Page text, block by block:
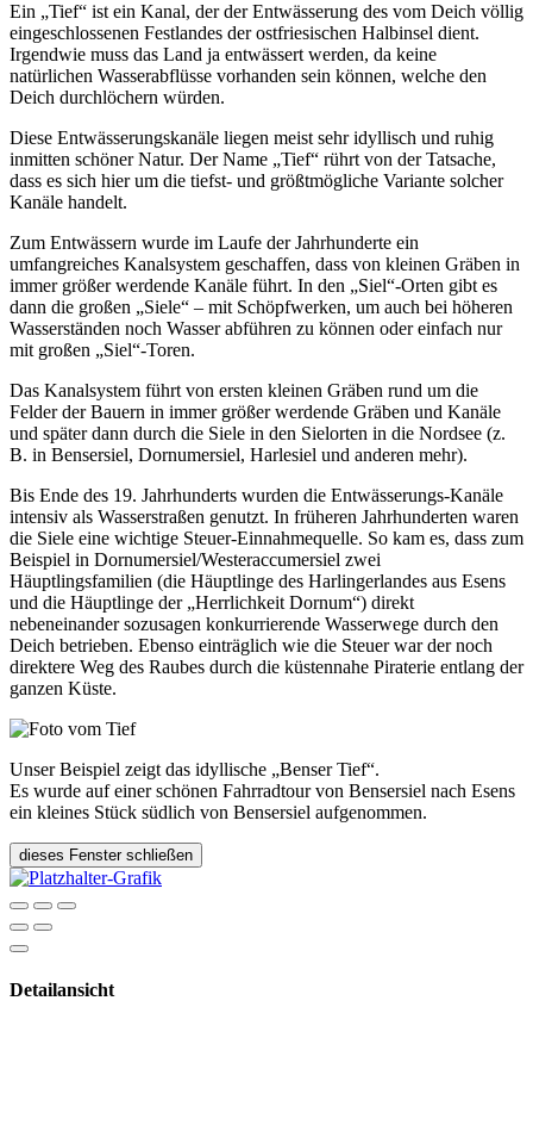
Ein „Tief“ ist ein Kanal, der der Entwässerung des vom Deich völlig
eingeschlossenen Festlandes der ostfriesischen Halbinsel dient.
Irgendwie muss das Land ja entwässert werden, da keine
natürlichen Wasserabflüsse vorhanden sein können, welche den
Deich durchlöchern würden.
Diese Entwässerungskanäle liegen meist sehr idyllisch und ruhig
inmitten schöner Natur. Der Name „Tief“ rührt von der Tatsache,
dass es sich hier um die tiefst- und größtmögliche Variante solcher
Kanäle handelt.
Zum Entwässern wurde im Laufe der Jahrhunderte ein
umfangreiches Kanalsystem geschaffen, dass von kleinen Gräben in
immer größer werdende Kanäle führt. In den „Siel“-Orten gibt es
dann die großen „Siele“ – mit Schöpfwerken, um auch bei höheren
Wasserständen noch Wasser abführen zu können oder einfach nur
mit großen „Siel“-Toren.
Das Kanalsystem führt von ersten kleinen Gräben rund um die
Felder der Bauern in immer größer werdende Gräben und Kanäle
und später dann durch die Siele in den Sielorten in die Nordsee (z.
B. in Bensersiel, Dornumersiel, Harlesiel und anderen mehr).
Bis Ende des 19. Jahrhunderts wurden die Entwässerungs-Kanäle
intensiv als Wasserstraßen genutzt. In früheren Jahrhunderten waren
die Siele eine wichtige Steuer-Einnahmequelle. So kam es, dass zum
Beispiel in Dornumersiel/Westeraccumersiel zwei
Häuptlingsfamilien (die Häuptlinge des Harlingerlandes aus Esens
und die Häuptlinge der „Herrlichkeit Dornum“) direkt
nebeneinander sozusagen konkurrierende Wasserwege durch den
Deich betrieben. Ebenso einträglich wie die Steuer war der noch
direktere Weg des Raubes durch die küstennahe Piraterie entlang der
ganzen Küste.
Unser Beispiel zeigt das idyllische „Benser Tief“.
Es wurde auf einer schönen Fahrradtour von Bensersiel nach Esens
ein kleines Stück südlich von Bensersiel aufgenommen.
dieses Fenster schließen
Detailansicht